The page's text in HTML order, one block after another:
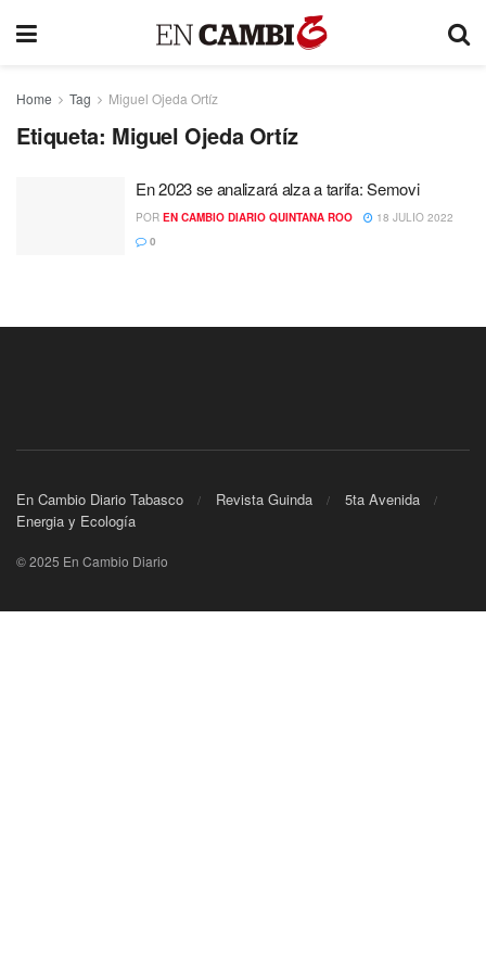
Home Tag Miguel Ojeda Ortíz
Etiqueta: Miguel Ojeda Ortíz
En 2023 se analizará alza a tarifa: Semovi
POR EN CAMBIO DIARIO QUINTANA ROO
18 JULIO 2022
0
En Cambio Diario Tabasco Revista Guinda
5ta Avenida
Energia y Ecología
© 2025 En Cambio Diario